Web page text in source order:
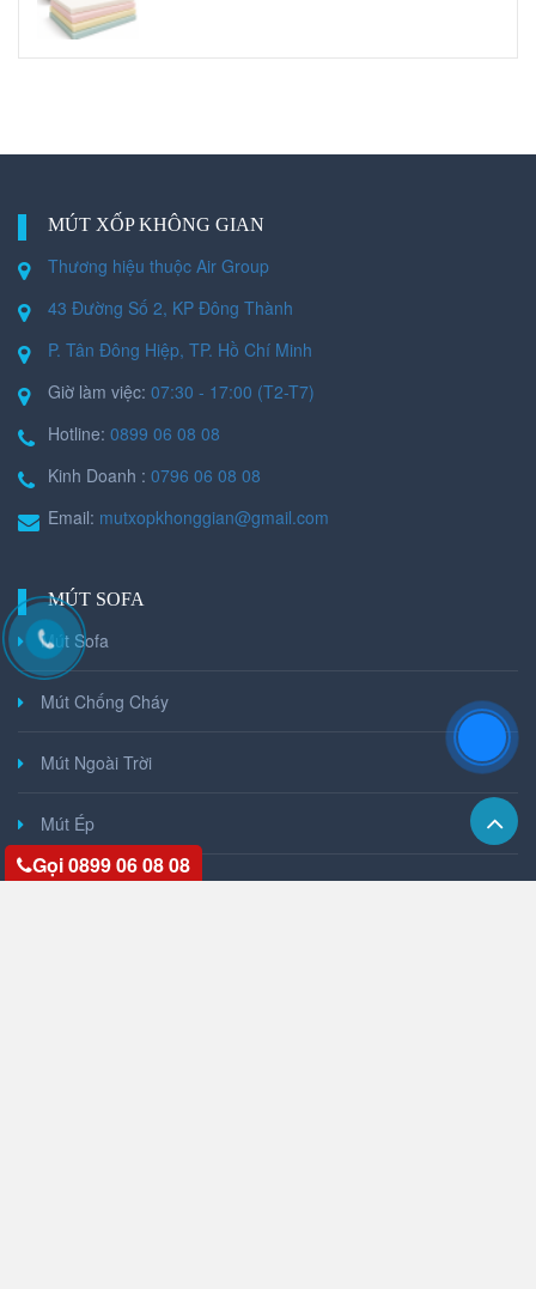
MÚT XỐP KHÔNG GIAN
Thương hiệu thuộc Air Group
43 Đường Số 2, KP Đông Thành
P. Tân Đông Hiệp, TP. Hồ Chí Minh
Giờ làm việc: 07:30 - 17:00 (T2-T7)
Hotline: 0899 06 08 08
Kinh Doanh : 0796 06 08 08
Email: mutxopkhonggian@gmail.com
MÚT SOFA
Mút Sofa
Mút Chống Cháy
Mút Ngoài Trời
Mút Ép
Mút Cuộn
Gọi 0899 06 08 08